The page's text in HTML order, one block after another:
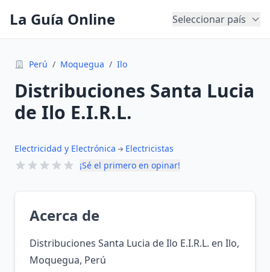
La Guía Online Seleccionar país
Perú / Moquegua / Ilo
Distribuciones Santa Lucia
de Ilo E.I.R.L.
Electricidad y Electrónica
Electricistas
¡Sé el primero en opinar!
Acerca de
Distribuciones Santa Lucia de Ilo E.I.R.L. en Ilo,
Moquegua, Perú